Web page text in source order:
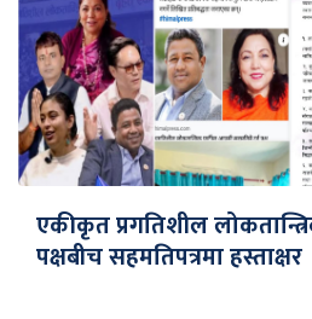
एकीकृत प्रगतिशील
पक्षबीच सहमतिपत्रमा हस्ताक्षर